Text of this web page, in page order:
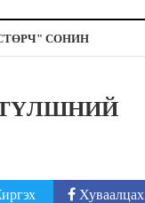
СОНИН
ТҮЛШНИЙ
Хуваалцах